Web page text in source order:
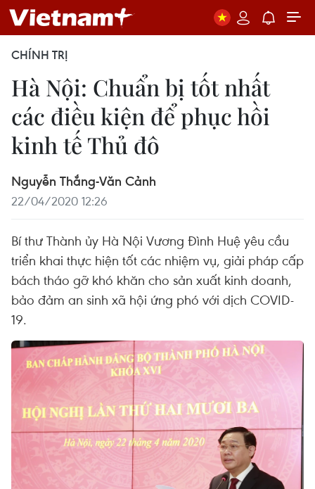
CHÍNH TRỊ
Hà Nội: Chuẩn bị tốt nhất
các điều kiện để phục hồi
kinh tế Thủ đô
Nguyễn Thắng-Văn Cảnh
22/04/2020 12:26
Bí thư Thành ủy Hà Nội Vương Đình Huệ yêu cầu
triển khai thực hiện tốt các nhiệm vụ, giải pháp cấp
bách tháo gỡ khó khăn cho sản xuất kinh doanh,
bảo đảm an sinh xã hội ứng phó với dịch COVID-
19.